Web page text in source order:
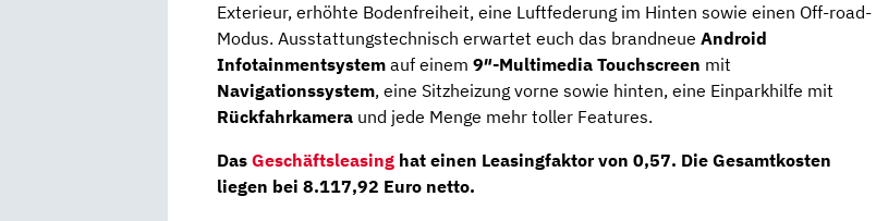
Exterieur, erhöhte Bodenfreiheit, eine Luftfederung im Hinten sowie einen Off-road-
Modus. Ausstattungstechnisch erwartet euch das brandneue Android
Infotainmentsystem auf einem 9″-Multimedia Touchscreen mit
Navigationssystem, eine Sitzheizung vorne sowie hinten, eine Einparkhilfe mit
Rückfahrkamera und jede Menge mehr toller Features.
Das Geschäftsleasing hat einen Leasingfaktor von 0,57. Die Gesamtkosten
liegen bei 8.117,92 Euro netto.